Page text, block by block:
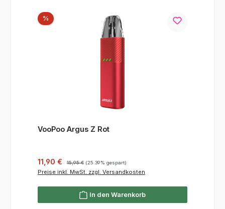
%Rabatt
VooPoo Argus Z Rot
Verkaufspreis:
11,90 € Regulärer Preis:
15,95 € (25.39% gespart)
Preise inkl. MwSt. zzgl. Versandkosten
In den Warenkorb